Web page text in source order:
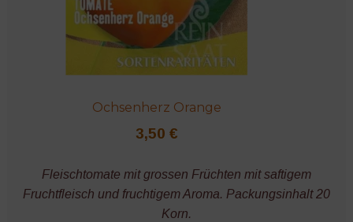
Ochsenherz Orange
3,50 €
Fleischtomate mit grossen Früchten mit saftigem
Fruchtfleisch und fruchtigem Aroma. Packungsinhalt 20
Korn.